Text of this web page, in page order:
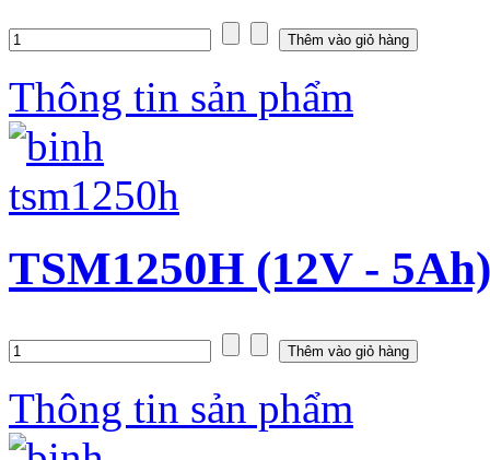
Thông tin sản phẩm
TSM1250H (12V - 5Ah)
Thông tin sản phẩm